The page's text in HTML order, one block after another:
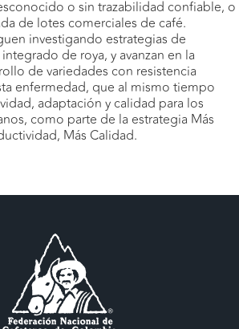
o sin trazabilidad confiable, o
de lotes comerciales de café.
investigando estrategias de
de roya, y avanzan en la
de variedades con resistencia
enfermedad, que al mismo tiempo
adaptación y calidad para los
como parte de la estrategia Más
Más Calidad.